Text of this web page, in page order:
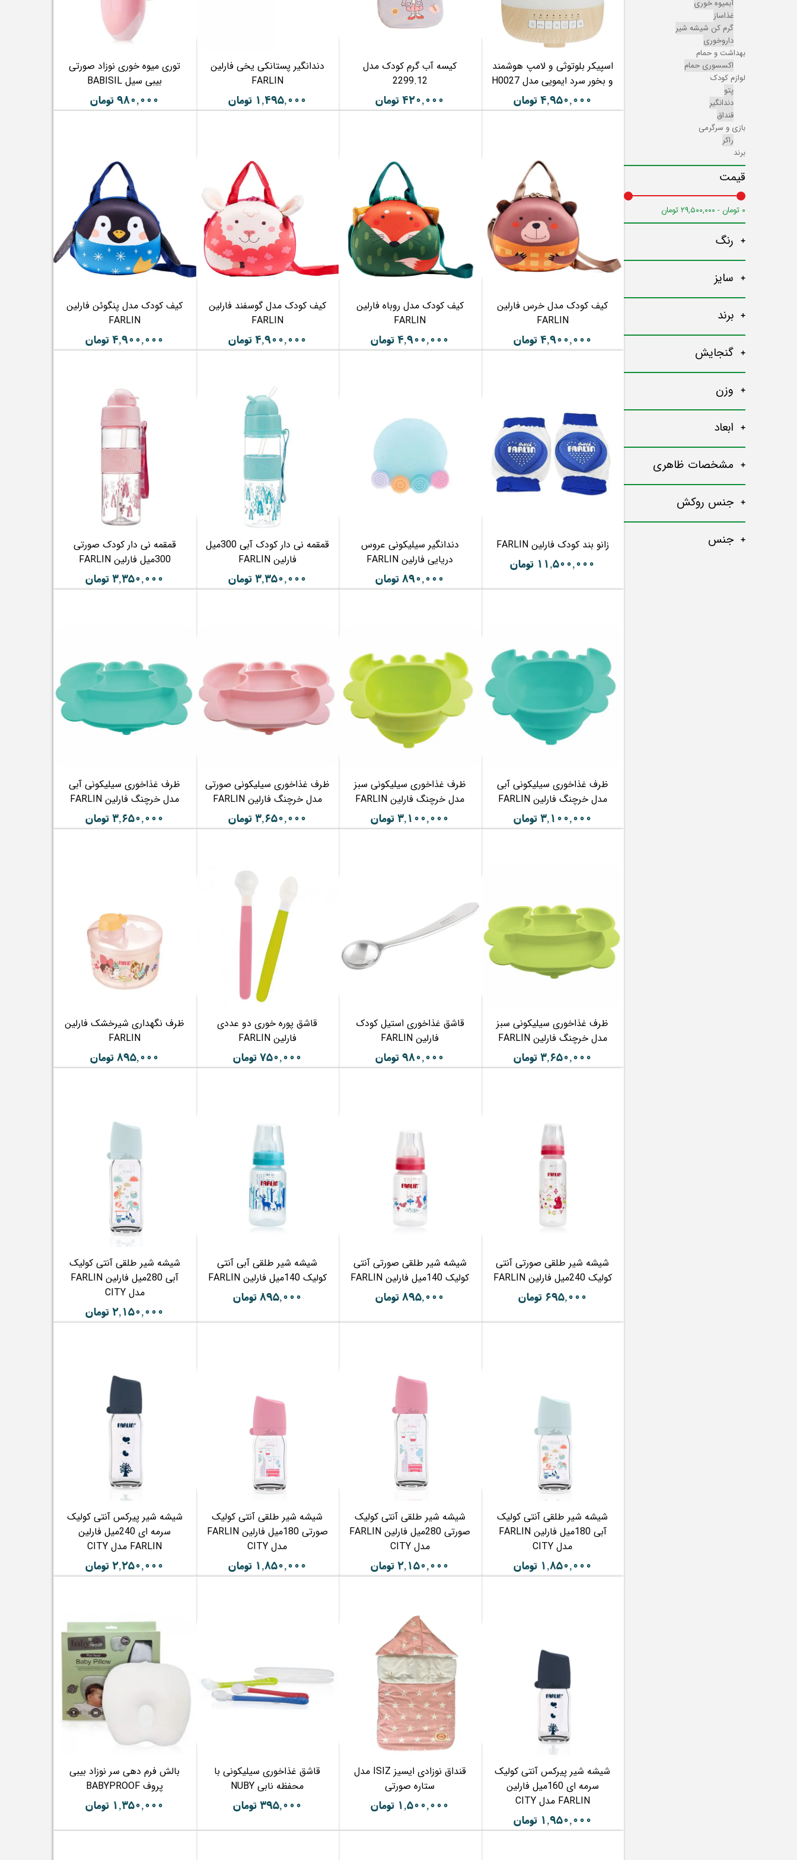
آبمیوه خوری
غذاساز
گرم کن شیشه شیر
داروخوری
بهداشت و حمام
اکسسوری حمام
لوازم کودک
پتو
دندانگیر
قنداق
بازی و سرگرمی
راکر
برند
قیمت
۰ تومان - ۲۹,۵۰۰,۰۰۰ تومان
رنگ
سایز
برند
گنجایش
وزن
ابعاد
مشخصات ظاهری
جنس روکش
جنس
اسپیکر بلوتوثی و لامپ هوشمند
و بخور سرد ایمویی مدل H0027
۴,۹۵۰,۰۰۰ تومان
کیسه آب گرم کودک مدل
2299.12
۴۲۰,۰۰۰ تومان
دندانگیر پستانکی یخی فارلین
FARLIN
۱,۴۹۵,۰۰۰ تومان
توری میوه خوری نوزاد صورتی
بیبی سیل BABISIL
۹۸۰,۰۰۰ تومان
کیف کودک مدل خرس فارلین
FARLIN
۴,۹۰۰,۰۰۰ تومان
کیف کودک مدل روباه فارلین
FARLIN
۴,۹۰۰,۰۰۰ تومان
کیف کودک مدل گوسفند فارلین
FARLIN
۴,۹۰۰,۰۰۰ تومان
کیف کودک مدل پنگوئن فارلین
FARLIN
۴,۹۰۰,۰۰۰ تومان
زانو بند کودک فارلین FARLIN
۱۱,۵۰۰,۰۰۰ تومان
دندانگیر سیلیکونی عروس
دریایی فارلین FARLIN
۸۹۰,۰۰۰ تومان
قمقمه نی دار کودک آبی 300میل
فارلین FARLIN
۳,۳۵۰,۰۰۰ تومان
قمقمه نی دار کودک صورتی
300میل فارلین FARLIN
۳,۳۵۰,۰۰۰ تومان
ظرف غذاخوری سیلیکونی آبی
مدل خرچنگ فارلین FARLIN
۳,۱۰۰,۰۰۰ تومان
ظرف غذاخوری سیلیکونی سبز
مدل خرچنگ فارلین FARLIN
۳,۱۰۰,۰۰۰ تومان
ظرف غذاخوری سیلیکونی صورتی
مدل خرچنگ فارلین FARLIN
۳,۶۵۰,۰۰۰ تومان
ظرف غذاخوری سیلیکونی آبی
مدل خرچنگ فارلین FARLIN
۳,۶۵۰,۰۰۰ تومان
ظرف غذاخوری سیلیکونی سبز
مدل خرچنگ فارلین FARLIN
۳,۶۵۰,۰۰۰ تومان
قاشق غذاخوری استیل کودک
فارلین FARLIN
۹۸۰,۰۰۰ تومان
قاشق پوره خوری دو عددی
فارلین FARLIN
۷۵۰,۰۰۰ تومان
ظرف نگهداری شیرخشک فارلین
FARLIN
۸۹۵,۰۰۰ تومان
شیشه شیر طلقی صورتی آنتی
کولیک 240میل فارلین FARLIN
۶۹۵,۰۰۰ تومان
شیشه شیر طلقی صورتی آنتی
کولیک 140میل فارلین FARLIN
۸۹۵,۰۰۰ تومان
شیشه شیر طلقی آبی آنتی
کولیک 140میل فارلین FARLIN
۸۹۵,۰۰۰ تومان
شیشه شیر طلقی آنتی کولیک
آبی 280میل فارلین FARLIN
مدل CITY
۲,۱۵۰,۰۰۰ تومان
شیشه شیر طلقی آنتی کولیک
آبی 180میل فارلین FARLIN
مدل CITY
۱,۸۵۰,۰۰۰ تومان
شیشه شیر طلقی آنتی کولیک
صورتی 280میل فارلین FARLIN
مدل CITY
۲,۱۵۰,۰۰۰ تومان
شیشه شیر طلقی آنتی کولیک
صورتی 180میل فارلین FARLIN
مدل CITY
۱,۸۵۰,۰۰۰ تومان
شیشه شیر پیرکس آنتی کولیک
سرمه ای 240میل فارلین
FARLIN مدل CITY
۲,۲۵۰,۰۰۰ تومان
شیشه شیر پیرکس آنتی کولیک
سرمه ای 160میل فارلین
FARLIN مدل CITY
۱,۹۵۰,۰۰۰ تومان
قنداق نوزادی ایسیز ISIZ مدل
ستاره صورتی
۱,۵۰۰,۰۰۰ تومان
قاشق غذاخوری سیلیکونی با
محفظه نابی NUBY
۳۹۵,۰۰۰ تومان
بالش فرم دهی سر نوزاد بیبی
پروف BABYPROOF
۱,۳۵۰,۰۰۰ تومان